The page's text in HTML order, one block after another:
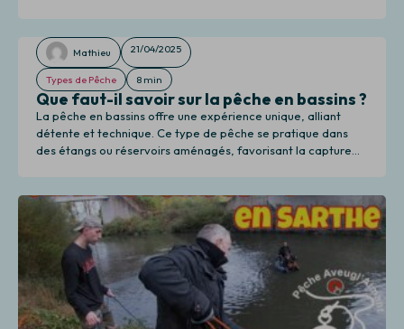
Mathieu 21/04/2025
Types de Pêche 8 min
Que faut-il savoir sur la pêche en bassins ?
La pêche en bassins offre une expérience unique, alliant
détente et technique. Ce type de pêche se pratique dans
des étangs ou réservoirs aménagés, favorisant la capture